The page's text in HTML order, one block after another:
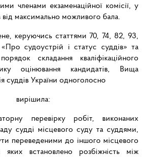
членами екзаменаційної комісії, у
від максимально можливого бала.
керуючись статтями 70, 74, 82, 93,
судоустрій і статус суддів» та
складання кваліфікаційного
оцінювання кандидатів, Вища
суддів України одноголосно
вирішила:
перевірку робіт, виконаних
судді місцевого суду та суддями,
переведеними до іншого місцевого
яких встановлено розбіжність між